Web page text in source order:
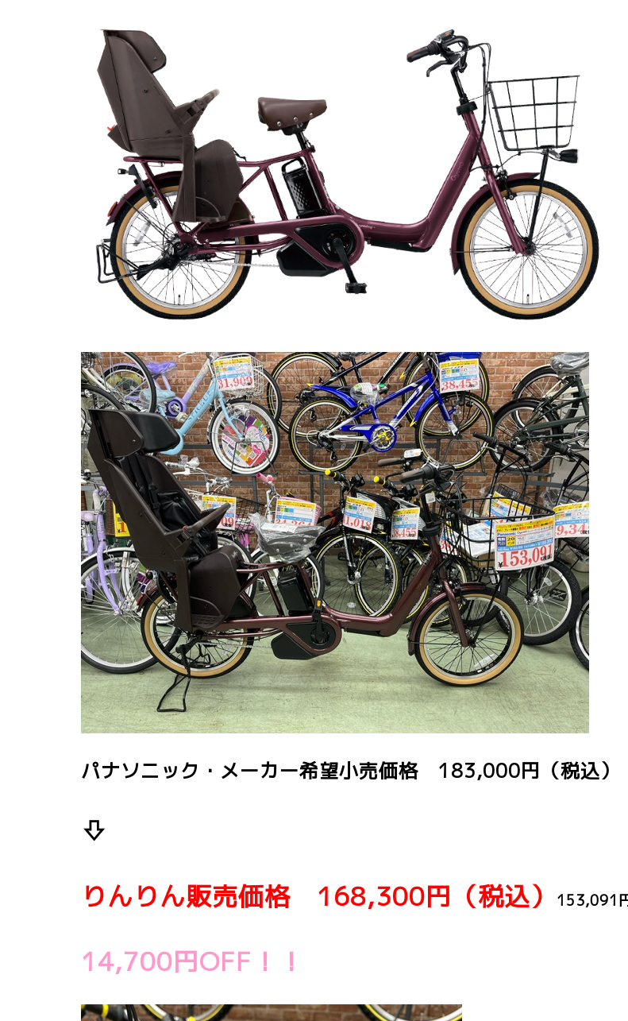
パナソニック・メーカー希望小売価格 183,000円（税込）
⇩
りんりん販売価格 168,300円（税込）
153,091
14,700円OFF！！